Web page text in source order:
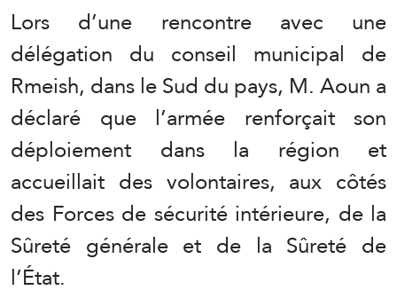
Lors d’une rencontre avec une
délégation du conseil municipal de
Rmeish, dans le Sud du pays, M. Aoun a
déclaré que l’armée renforçait son
déploiement dans la région et
accueillait des volontaires, aux côtés
des Forces de sécurité intérieure, de la
Sûreté générale et de la Sûreté de
l’État.